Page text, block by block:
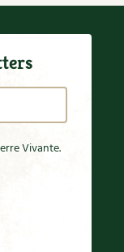
Vivante.